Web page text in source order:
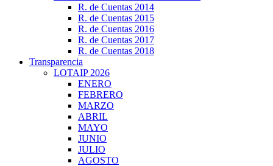
R. de Cuentas 2014
R. de Cuentas 2015
R. de Cuentas 2016
R. de Cuentas 2017
R. de Cuentas 2018
Transparencia
LOTAIP 2026
ENERO
FEBRERO
MARZO
ABRIL
MAYO
JUNIO
JULIO
AGOSTO